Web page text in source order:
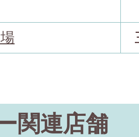
関連店舗